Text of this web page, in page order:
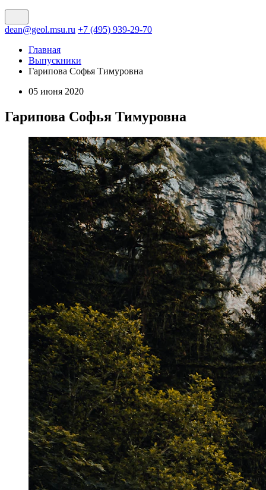
dean@geol.msu.ru +7 (495) 939-29-70
Главная
Выпускники
Гарипова Софья Тимуровна
05 июня 2020
Гарипова Софья Тимуровна